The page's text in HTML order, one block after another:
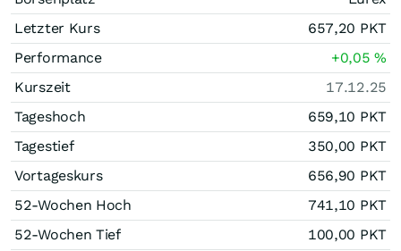
Letzter Kurs
657,20 PKT
Performance
+0,05%
Kurszeit
17.12.25
Tageshoch
659,10 PKT
Tagestief
350,00 PKT
Vortageskurs
656,90 PKT
52-Wochen Hoch
741,10 PKT
52-Wochen Tief
100,00 PKT